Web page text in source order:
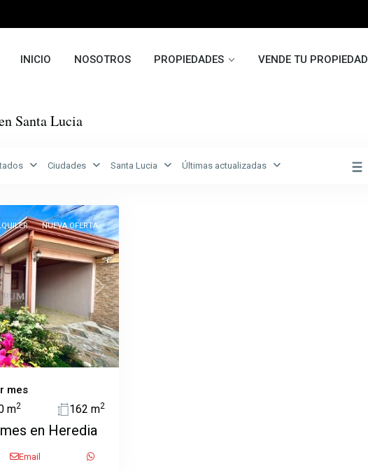
INICIO NOSOTROS PROPIEDADES VENDE TU PROPIEDAD
Santa Lucia
Ciudades Santa Lucia Últimas actualizadas
Next
NUEVA OFERTA
mes
m2 162 m2
en Heredia
Email